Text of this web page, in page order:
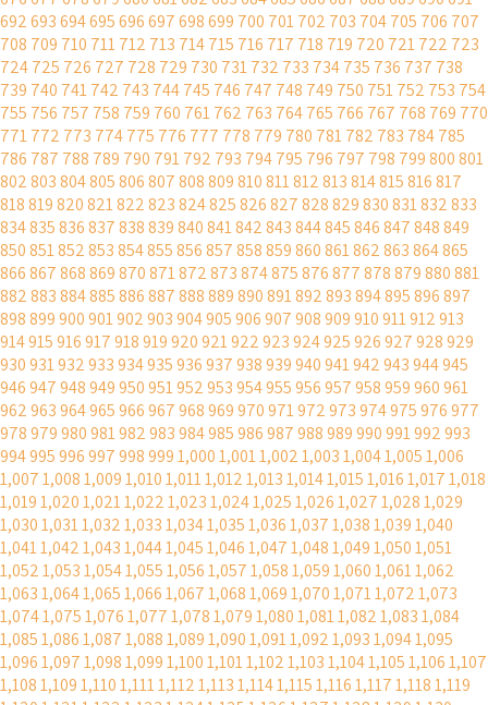
692693694695696697698699 700 701702 703 704705 706 707
708 709 710 711712 713 714715 716 717 718 719 720 721722 723
724725 726 727 728 729 730 731732 733 734735 736 737 738
739 740 741742 743 744745 746 747 748 749 750 751752 753 754
755 756 757 758 759 760 761762 763 764765 766 767 768 769 770
771772 773 774775 776 777 778 779 780 781782 783 784785
786 787 788 789 790 791792 793 794795 796 797 798 799800801
802803804805806807808809810811812813814815816817
818819820821822823824825826827828829830831832833
834835836837838839840841842843844845846847848849
850851852853854855856857858859860861862863864865
866867868869870871872873874875876877878879880881
882883884885886887888889890891892893894895896897
898899900901902903904905906907908909910911912913
914915916917918919920921922923924925926927928929
930931932933934935936937938939940941942943944945
946947948949950951952953954955956957958959960961
962963964965966967968969970971972973974975976977
978979980981982983984985986987988989990991992993
9949959969979989991,0001,0011,0021,0031,0041,0051,006
1,0071,0081,0091,0101,0111,0121,0131,0141,0151,0161,0171,018
1,0191,0201,0211,0221,0231,0241,0251,0261,0271,0281,029
1,0301,0311,0321,0331,0341,0351,0361,0371,0381,0391,040
1,0411,0421,0431,0441,0451,0461,0471,0481,0491,0501,051
1,0521,0531,0541,0551,0561,0571,0581,0591,0601,0611,062
1,0631,0641,0651,0661,0671,0681,0691,0701,0711,0721,073
1,0741,0751,0761,0771,0781,0791,0801,0811,0821,0831,084
1,0851,0861,0871,0881,0891,0901,0911,0921,0931,0941,095
1,0961,0971,0981,0991,1001,1011,1021,1031,1041,1051,1061,107
1,1081,1091,1101,1111,1121,1131,1141,1151,1161,1171,1181,119